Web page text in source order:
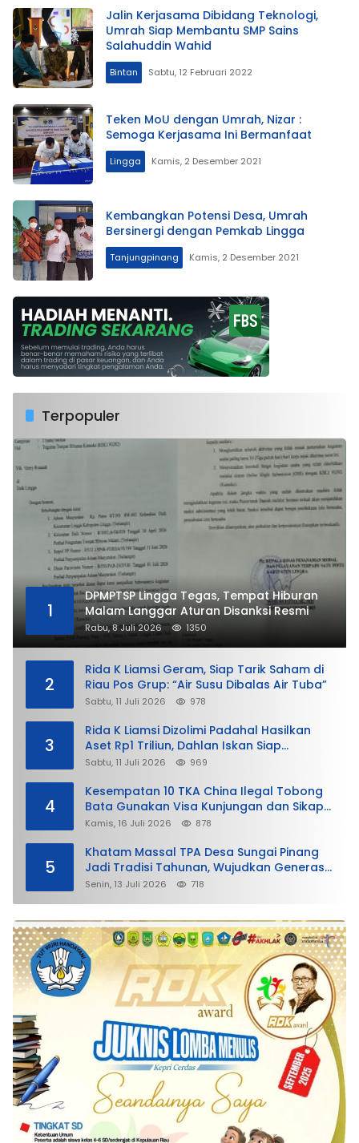
Jalin Kerjasama Dibidang Teknologi,
Umrah Siap Membantu SMP Sains
Salahuddin Wahid
Bintan Sabtu, 12 Februari 2022
Teken MoU dengan Umrah, Nizar :
Semoga Kerjasama Ini Bermanfaat
Lingga Kamis, 2 Desember 2021
Kembangkan Potensi Desa, Umrah
Bersinergi dengan Pemkab Lingga
Tanjungpinang Kamis, 2 Desember 2021
Terpopuler
1
DPMPTSP Lingga Tegas, Tempat Hiburan
Malam Langgar Aturan Disanksi Resmi
Rabu, 8 Juli 2026 1350
2
Rida K Liamsi Geram, Siap Tarik Saham di
Riau Pos Grup: “Air Susu Dibalas Air Tuba”
Sabtu, 11 Juli 2026 978
3
Rida K Liamsi Dizolimi Padahal Hasilkan
Aset Rp1 Triliun, Dahlan Iskan Siap
Membela
Sabtu, 11 Juli 2026 969
4
Kesempatan 10 TKA China Ilegal Tobong
Bata Gunakan Visa Kunjungan dan Sikap
Lunak Ditjen Imigrasi Kepri?
Kamis, 16 Juli 2026 878
5
Khatam Massal TPA Desa Sungai Pinang
Jadi Tradisi Tahunan, Wujudkan Generasi
Qurani
Senin, 13 Juli 2026 718